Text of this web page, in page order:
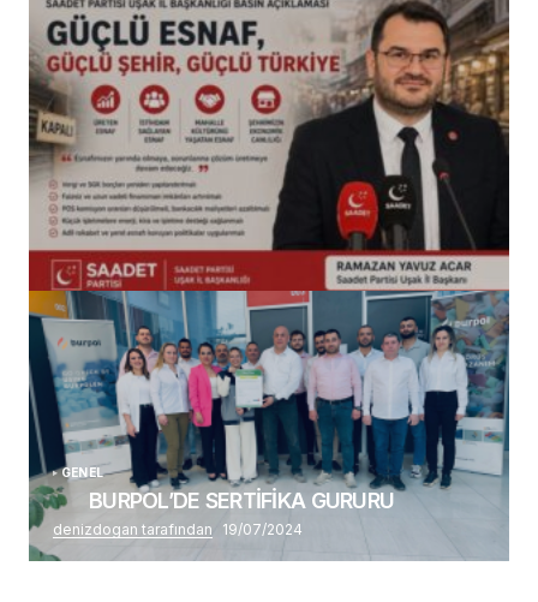
(başlıksız)
Alaattin Karahan tarafından 14/07/2026
GENEL
BURPOL’DE SERTİFİKA GURURU
denizdogan tarafından 19/07/2024